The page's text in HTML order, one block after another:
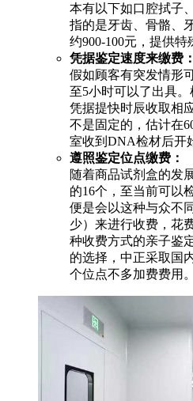
本有以下如口腔拭子
指的是牙齿、骨骼、
约900-100元，提供特
凭据鉴定速度来缴费：
假如顾客有突发情形
至5小时可以了出具。
凭据提快时辰收取相
不是固定的，估计在
室收到DNA检材后开
遵照鉴定位点缴费：
随着商品试剂盒的发
的16个，至当前可以
便是会以这种与众不
少）来进行收费，花
种收费方式的亲子鉴
的选择，中正采取国
个位点不多加费费用。